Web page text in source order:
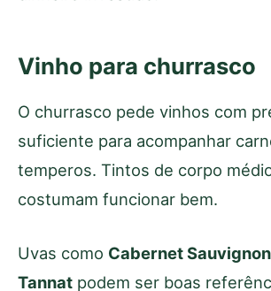
Vinho para churrasco
O churrasco pede vinhos com
suficiente para acompanhar
temperos. Tintos de corpo
costumam funcionar bem.
Uvas como Cabernet Sauvignon
Tannat podem ser boas